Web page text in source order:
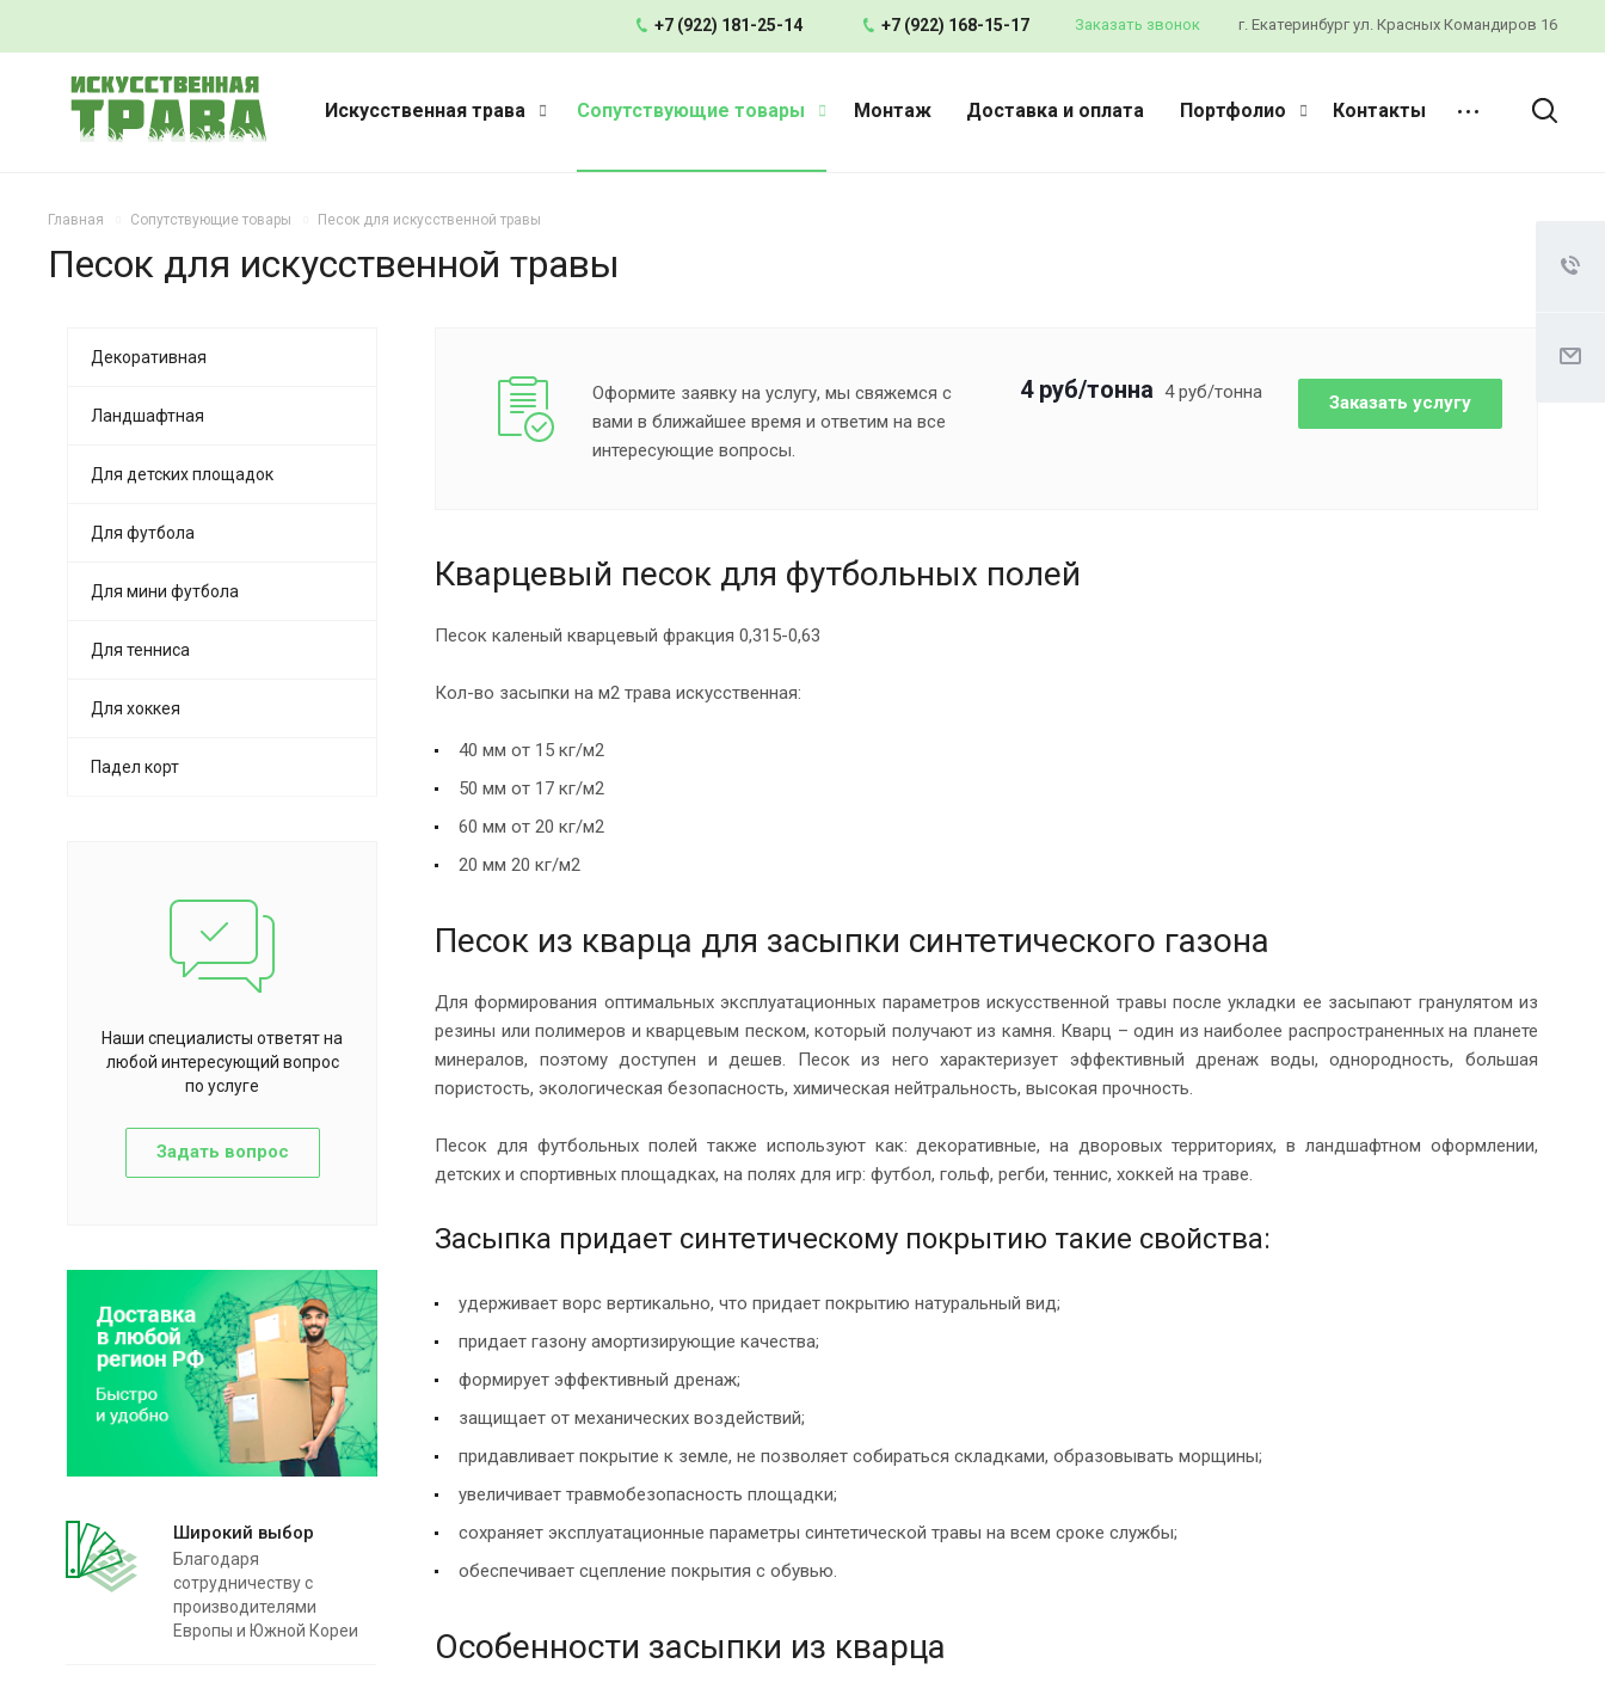
г. Екатеринбург ул. Красных Командиров 16
+7 (922) 181-25-14 +7 (922) 168-15-17 Заказать звонок
Искусственная трава Сопутствующие товары Монтаж Доставка и оплата Портфолио Контакты
Главная Сопутствующие товары Песок для искусственной травы
Песок для искусственной травы
4 руб/тонна 4руб/тонна
Оформите заявку на услугу, мы свяжемся с
вами в ближайшее время и ответим на все
интересующие вопросы.
Заказать услугу
Кварцевый песок для футбольных полей
Песок каленый кварцевый фракция 0,315-0,63
Кол-во засыпки на м2 трава искусственная:
40 мм от 15 кг/м2
50 мм от 17 кг/м2
60 мм от 20 кг/м2
20 мм 20 кг/м2
Песок из кварца для засыпки синтетического газона
Для формирования оптимальных эксплуатационных параметров искусственной травы после укладки ее засыпают гранулятом из
резины или полимеров и кварцевым песком, который получают из камня. Кварц – один из наиболее распространенных на планете
минералов, поэтому доступен и дешев. Песок из него характеризует эффективный дренаж воды, однородность, большая
пористость, экологическая безопасность, химическая нейтральность, высокая прочность.
Песок для футбольных полей также используют как: декоративные, на дворовых территориях, в ландшафтном оформлении,
детских и спортивных площадках, на полях для игр: футбол, гольф, регби, теннис, хоккей на траве.
Засыпка придает синтетическому покрытию такие свойства:
удерживает ворс вертикально, что придает покрытию натуральный вид;
придает газону амортизирующие качества;
формирует эффективный дренаж;
защищает от механических воздействий;
придавливает покрытие к земле, не позволяет собираться складками, образовывать морщины;
увеличивает травмобезопасность площадки;
сохраняет эксплуатационные параметры синтетической травы на всем сроке службы;
обеспечивает сцепление покрытия с обувью.
Особенности засыпки из кварца
Декоративная
Ландшафтная
Для детских площадок
Для футбола
Для мини футбола
Для тенниса
Для хоккея
Падел корт
Наши специалисты ответят на
любой интересующий вопрос
по услуге
Задать вопрос
Широкий выбор
Благодаря
сотрудничеству с
производителями
Европы и Южной Кореи